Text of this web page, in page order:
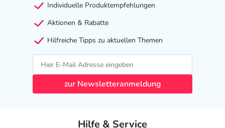
- Geschmacksstörungen
- Mundtrockenheit
- Gangunsicherheit
- Sedierung
- Benommenheit
- Schlafstörungen, wie:
Individuelle Produktempfehlungen
Aktionen & Rabatte
Hilfreiche Tipps zu aktuellen Themen
zur Newsletteranmeldung
Hilfe & Service